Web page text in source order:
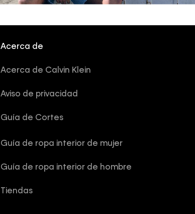
Acerca de
Acerca de Calvin Klein
Aviso de privacidad
Guía de Cortes
Guía de ropa interior de mujer
Guía de ropa interior de hombre
Tiendas